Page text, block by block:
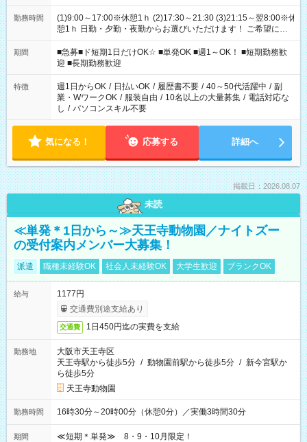
勤務時間
(1)9:00～17:00※休憩1ｈ (2)17:30～21:30 (3)21:15～翌8:00※休
憩1ｈ 日勤・夕勤・夜勤からお選びいただけます！ ご希望に合
わせて働けるお仕事です(*^^*) 【その他選べる勤務時間】 8-17
時/9-17時/9-18時/10-18時/11-21時/18-22時/20-翌4時/21-翌5
時/22-翌6時/0-翌8時 ご自身のご都合で選んで頂ける完全自由シ
フト！
期間
■急募■ド短期1日だけOK☆ ■単発OK ■週1～OK！ ■短期勤務歓
迎 ■長期勤務歓迎
特徴 週1日からOK / 日払いOK / 履歴書不要 / 40～50代活躍中 / 副
業・WワークOK / 服装自由 / 10名以上の大量募集 / 電話対応な
し / パソコンスキル不要
気になる！ 応募する 詳細へ
掲載日：2026.08.07
未読
≪単発＊1日から～≫天王寺動物園／ナイトズー
の受付案内メンバー大募集！
派遣 職種未経験OK 社会人未経験OK 大学生歓迎 ブランクOK
給与
1177円
交通費別途支給あり
交通費 1日450円迄の実費を支給
勤務地
大阪市天王寺区
天王寺駅から徒歩5分 / 動物園前駅から徒歩5分 / 新今宮駅か
ら徒歩5分
天王寺動物園
勤務時間 16時30分～20時00分（休憩0分）／実働3時間30分
期間 ≪短期＊単発≫ 8・9・10月限定！